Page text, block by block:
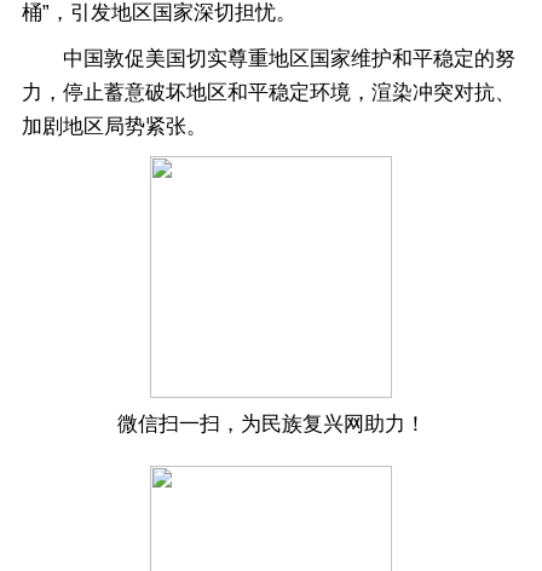
桶”，引发地区国家深切担忧。
中国敦促美国切实尊重地区国家维护和平稳定的努
力，停止蓄意破坏地区和平稳定环境，渲染冲突对抗、
加剧地区局势紧张。
微信扫一扫，为民族复兴网助力！